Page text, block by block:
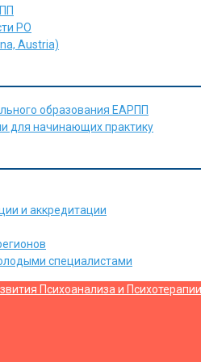
РО
Austria)
образования ЕАРПП
для начинающих практику
и аккредитации
специалистами
Психоанализа и Психотерапии